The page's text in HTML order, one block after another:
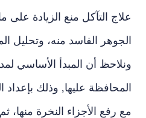
علاج التآكل منع الزيادة على
الجوهر الفاسد منه، وتحليل
ونلاحظ أن المبدأ الأساسي
المحافظة عليها, وذلك بإعداد
مع رفع الأجزاء النخرة منها،